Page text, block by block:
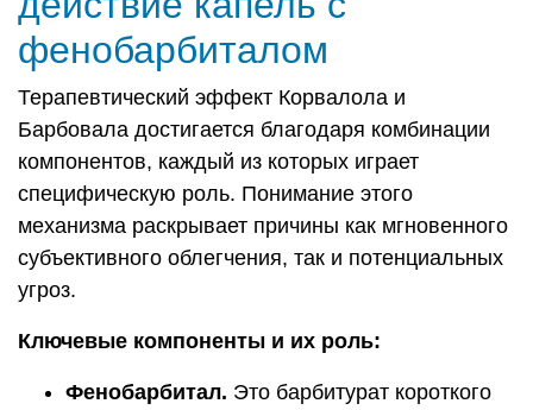
фенобарбиталом
Терапевтический эффект Корвалола и
Барбовала достигается благодаря комбинации
компонентов, каждый из которых играет
специфическую роль. Понимание этого
механизма раскрывает причины как мгновенного
субъективного облегчения, так и потенциальных
угроз.
Ключевые компоненты и их роль:
Фенобарбитал. Это барбитурат короткого